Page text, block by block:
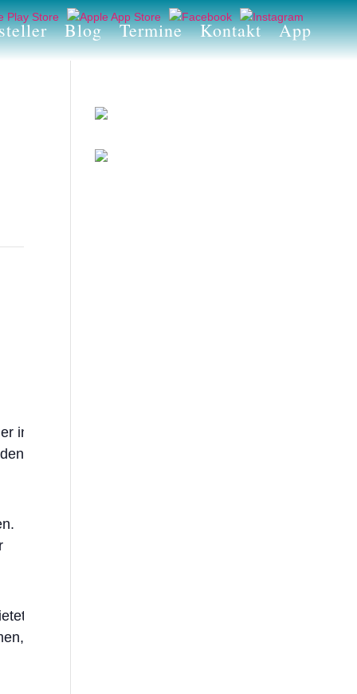
Blog Termine Kontakt App
in